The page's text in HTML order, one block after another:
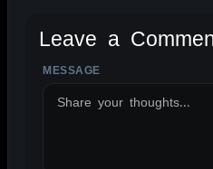
Leave a
MESSAGE
ALTERNATIVE: